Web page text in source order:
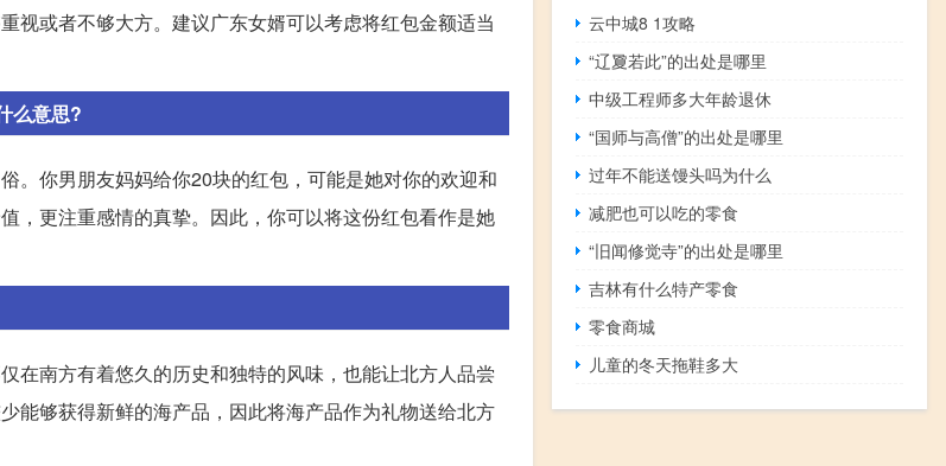
视或者不够大方。建议广东女婿可以考虑将红包金额适当
么意思?
。你男朋友妈妈给你20块的红包，可能是她对你的欢迎和
，更注重感情的真挚。因此，你可以将这份红包看作是她
在南方有着悠久的历史和独特的风味，也能让北方人品尝
能够获得新鲜的海产品，因此将海产品作为礼物送给北方
云中城8 1攻略
“辽夐若此”的出处是哪里
中级工程师多大年龄退休
“国师与高僧”的出处是哪里
过年不能送馒头吗为什么
减肥也可以吃的零食
“旧闻修觉寺”的出处是哪里
吉林有什么特产零食
零食商城
儿童的冬天拖鞋多大